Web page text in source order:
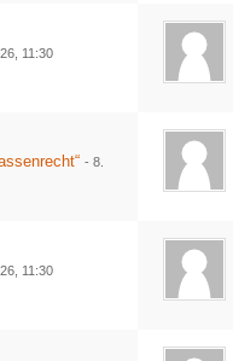
11:30
-8.
11:30